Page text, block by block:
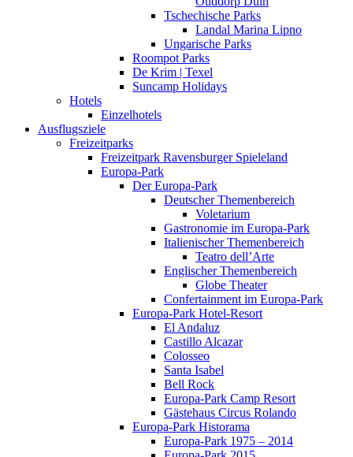
Tschechische Parks
Landal Marina Lipno
Ungarische Parks
Roompot Parks
De Krim | Texel
Suncamp Holidays
Hotels
Einzelhotels
Ausflugsziele
Freizeitparks
Freizeitpark Ravensburger Spieleland
Europa-Park
Der Europa-Park
Deutscher Themenbereich
Voletarium
Gastronomie im Europa-Park
Italienischer Themenbereich
Teatro dell’Arte
Englischer Themenbereich
Globe Theater
Confertainment im Europa-Park
Europa-Park Hotel-Resort
El Andaluz
Castillo Alcazar
Colosseo
Santa Isabel
Bell Rock
Europa-Park Camp Resort
Gästehaus Circus Rolando
Europa-Park Historama
Europa-Park 1975 – 2014